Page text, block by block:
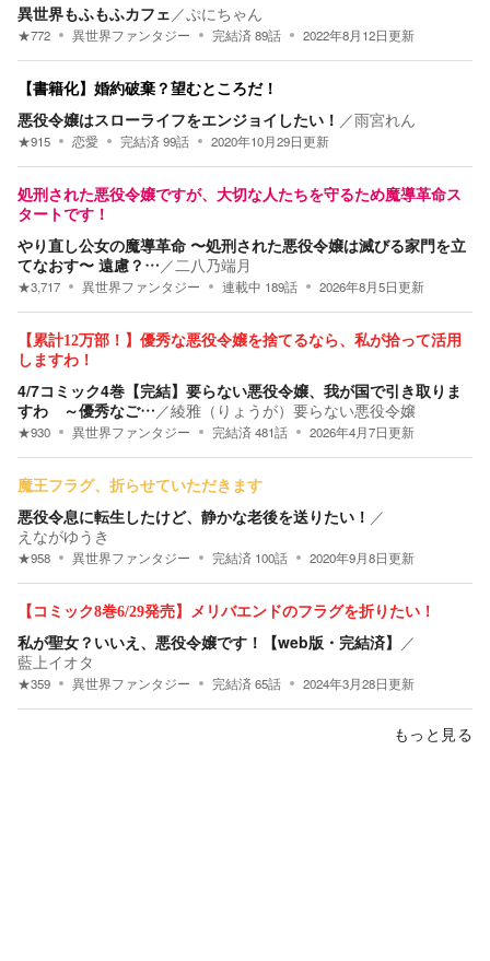
異世界もふもふカフェ ／ぷにちゃん
★772 異世界ファンタジー 完結済89話 2022年8月12日更新
【書籍化】婚約破棄？望むところだ！
悪役令嬢はスローライフをエンジョイしたい！ ／雨宮れん
★915 恋愛 完結済99話 2020年10月29日更新
処刑された悪役令嬢ですが、大切な人たちを守るため魔導革命ス
タートです！
やり直し公女の魔導革命 〜処刑された悪役令嬢は滅びる家門を立
てなおす〜 遠慮？… ／ 二八乃端月
★3,717 異世界ファンタジー 連載中 189話 2026年8月5日更新
【累計12万部！】優秀な悪役令嬢を捨てるなら、私が拾って活用
しますわ！
4/7コミック4巻【完結】要らない悪役令嬢、我が国で引き取りま
すわ ～優秀なご… ／綾雅（りょうが）要らない悪役令嬢
★930 異世界ファンタジー 完結済481話 2026年4月7日更新
魔王フラグ、折らせていただきます
悪役令息に転生したけど、静かな老後を送りたい！ ／
えながゆうき
★958 異世界ファンタジー 完結済 100話 2020年9月8日更新
【コミック8巻6/29発売】メリバエンドのフラグを折りたい！
私が聖女？いいえ、悪役令嬢です！【web版・完結済】 ／
藍上イオタ
★359 異世界ファンタジー 完結済65話 2024年3月28日更新
もっと見る